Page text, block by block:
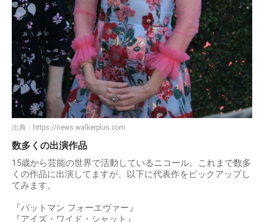
出典： https://news.walkerplus.com
数多くの出演作品
15歳から芸能の世界で活動しているニコール。これまで数多
くの作品に出演してますが、以下に代表作をピックアップし
てみます。
『バットマン フォーエヴァー』
『アイズ・ワイド・シャット』